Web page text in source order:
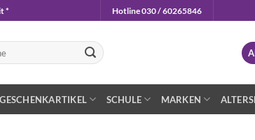
* Hotline 030 / 60265846
GESCHENKARTIKEL SCHULE MARKEN